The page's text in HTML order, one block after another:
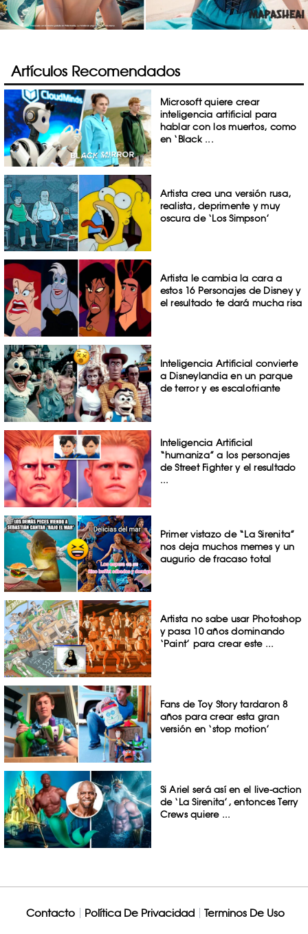
Artículos Recomendados
Microsoft quiere crear
inteligencia artificial para
hablar con los muertos, como
en ‘Black ...
Artista crea una versión rusa,
realista, deprimente y muy
oscura de ‘Los Simpson’
Artista le cambia la cara a
estos 16 Personajes de Disney y
el resultado te dará mucha risa
Inteligencia Artificial convierte
a Disneylandia en un parque
de terror y es escalofriante
Inteligencia Artificial
“humaniza” a los personajes
de Street Fighter y el resultado
...
Primer vistazo de “La Sirenita”
nos deja muchos memes y un
augurio de fracaso total
Artista no sabe usar Photoshop
y pasa 10 años dominando
‘Paint’ para crear este ...
Fans de Toy Story tardaron 8
años para crear esta gran
versión en ‘stop motion’
Si Ariel será así en el live-action
de ‘La Sirenita’, entonces Terry
Crews quiere ...
Contacto Política De Privacidad Terminos De Uso